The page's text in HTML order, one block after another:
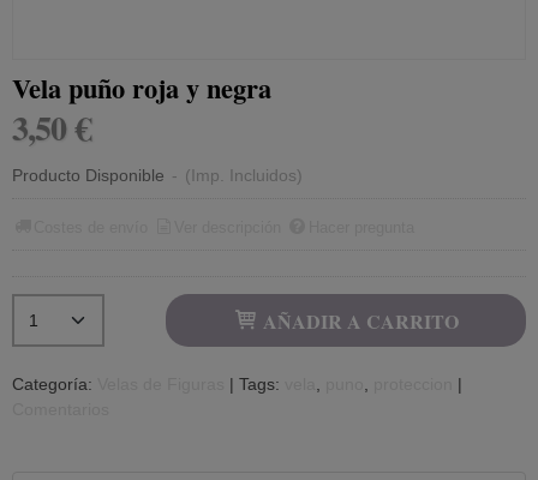
Vela puño roja y negra
3,50 €
Producto Disponible - (Imp. Incluidos)
AÑADIR A CARRITO
Categoría: | Tags:
|